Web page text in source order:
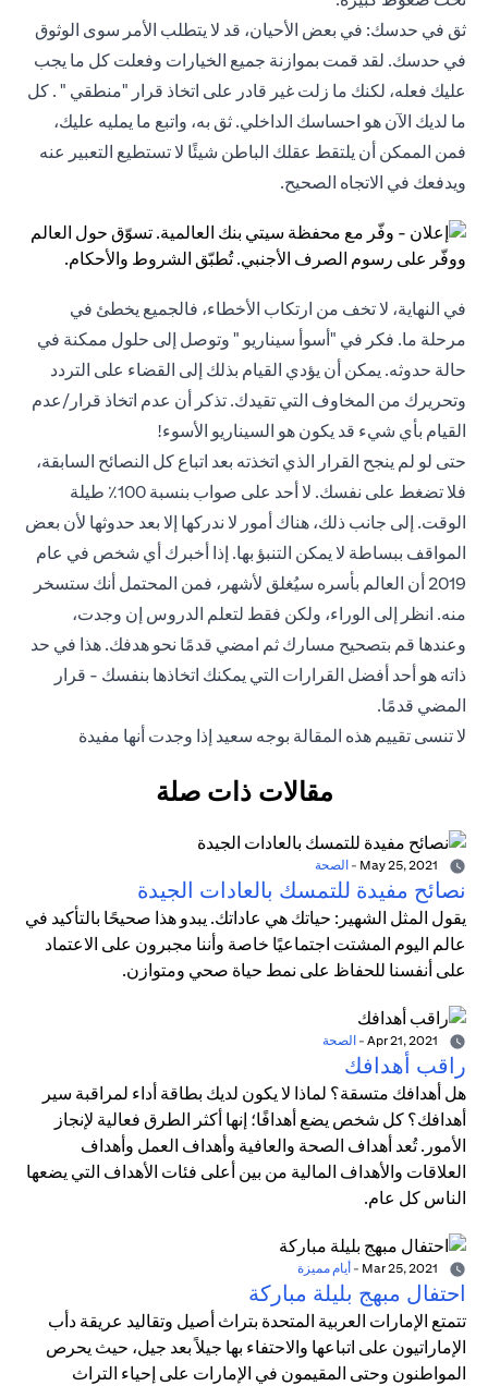
ثق في حدسك: في بعض الأحيان، قد لا يتطلب الأمر سوى الوثوق
في حدسك. لقد قمت بموازنة جميع الخيارات وفعلت كل ما يجب
عليك فعله، لكنك ما زلت غير قادر على اتخاذ قرار "منطقي " . كل
ما لديك الآن هو احساسك الداخلي. ثق به، واتبع ما يمليه عليك،
فمن الممكن أن يلتقط عقلك الباطن شيئًا لا تستطيع التعبير عنه
ويدفعك في الاتجاه الصحيح.
في النهاية، لا تخف من ارتكاب الأخطاء، فالجميع يخطئ في
مرحلة ما. فكر في "أسوأ سيناريو " وتوصل إلى حلول ممكنة في
حالة حدوثه. يمكن أن يؤدي القيام بذلك إلى القضاء على التردد
وتحريرك من المخاوف التي تقيدك. تذكر أن عدم اتخاذ قرار/عدم
القيام بأي شيء قد يكون هو السيناريو الأسوء!
حتى لو لم ينجح القرار الذي اتخذته بعد اتباع كل النصائح السابقة،
فلا تضغط على نفسك. لا أحد على صواب بنسبة 100٪ طيلة
الوقت. إلى جانب ذلك، هناك أمور لا ندركها إلا بعد حدوثها لأن بعض
المواقف ببساطة لا يمكن التنبؤ بها. إذا أخبرك أي شخص في عام
2019 أن العالم بأسره سيُغلق لأشهر، فمن المحتمل أنك ستسخر
منه. انظر إلى الوراء، ولكن فقط لتعلم الدروس إن وجدت،
وعندها قم بتصحيح مسارك ثم امضي قدمًا نحو هدفك. هذا في حد
ذاته هو أحد أفضل القرارات التي يمكنك اتخاذها بنفسك - قرار
المضي قدمًا.
لا تنسى تقييم هذه المقالة بوجه سعيد إذا وجدت أنها مفيدة
مقالات ذات صلة
- الصحة
نصائح مفيدة للتمسك بالعادات الجيدة
يقول المثل الشهير: حياتك هي عاداتك. يبدو هذا صحيحًا بالتأكيد في
عالم اليوم المشتت اجتماعيًا خاصة وأننا مجبرون على الاعتماد
على أنفسنا للحفاظ على نمط حياة صحي ومتوازن.
- الصحة
راقب أهدافك
هل أهدافك متسقة؟ لماذا لا يكون لديك بطاقة أداء لمراقبة سير
أهدافك؟ كل شخص يضع أهدافًا؛ إنها أكثر الطرق فعالية لإنجاز
الأمور. تُعد أهداف الصحة والعافية وأهداف العمل وأهداف
العلاقات والأهداف المالية من بين أعلى فئات الأهداف التي يضعها
الناس كل عام.
- أيام مميزة
احتفال مبهج بليلة مباركة
تتمتع الإمارات العربية المتحدة بتراث أصيل وتقاليد عريقة دأب
الإماراتيون على اتباعها والاحتفاء بها جيلاً بعد جيل، حيث يحرص
المواطنون وحتى المقيمون في الإمارات على إحياء التراث